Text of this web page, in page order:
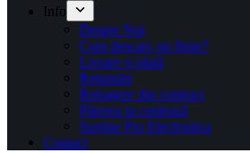
Info
Despre Noi
Cum descarc un fişier?
Livrare și plată
Returnări
Retragere din contract
Părerea ta contează
Susține Pro Electronica
Contact